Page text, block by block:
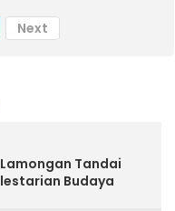
Next
Tandai
Budaya